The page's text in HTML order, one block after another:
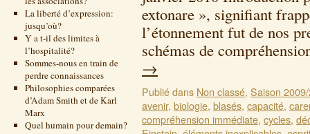
La liberté d’expression:
jusqu’où?
Y a t-il des limites à
l’hospitalité?
Sommes-nous en train de
perdre connaissances
Philosophies comparées
d’Adam Smith et de Karl
Marx
Quel humain pour demain?
extonare », signifiant
l’étonnement fut de nos
schémas de
→
Publié dans Non classé, Saison
avenir, biologie, blasés, capacité,
compréhension immédiate, cycles,